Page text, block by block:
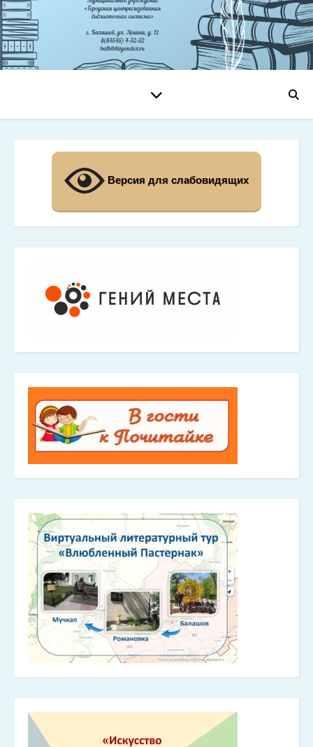
Версия для слабовидящих